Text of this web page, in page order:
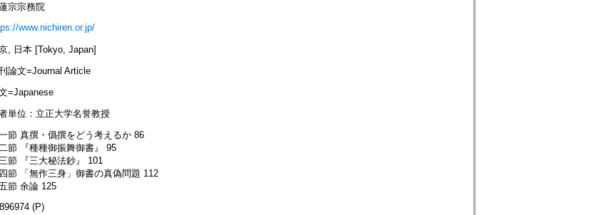
宗宗務院
www.nichiren.or.jp/
, 日本 [Tokyo, Japan]
論文=Journal Article
=Japanese
単位：立正大学名誉教授
節 真撰・僞撰をどう考えるか 86
節 『種種御振舞御書』 95
節 『三大秘法鈔』 101
節 「無作三身」御書の真偽問題 112
節 余論 125
(P)